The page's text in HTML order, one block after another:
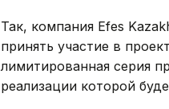
Так, компания Efes
принять участие в
лимитированная серия
реализации которой